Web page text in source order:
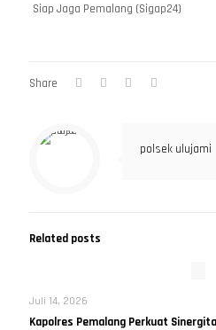
Siap Jaga Pemalang (Sigap24)
Share
polsek ulujami
Related posts
Juli 14, 2026
Kapolres Pemalang Perkuat